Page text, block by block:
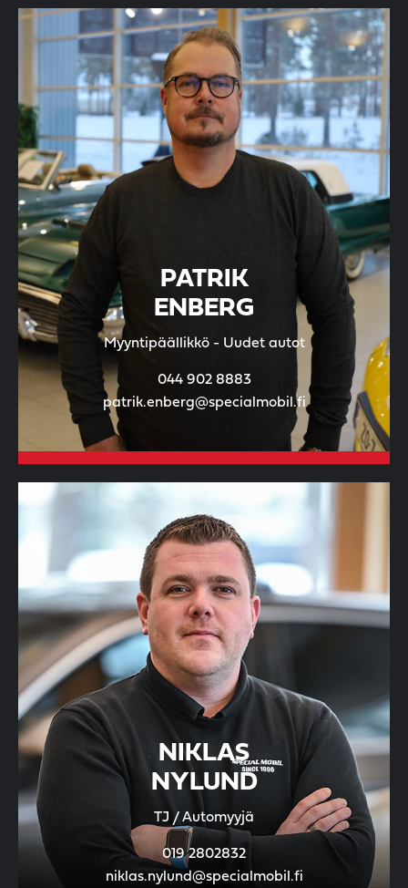
PATRIK
ENBERG
Myyntipäällikkö - Uudet autot
044 902 8883
patrik.enberg@specialmobil.fi
NIKLAS
NYLUND
TJ / Automyyjä
019 2802832
niklas.nylund@specialmobil.fi